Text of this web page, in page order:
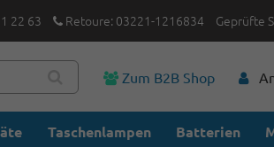
22 63 Retoure: 03221-1216834 Geprüfte
Zum B2B Shop
Taschenlampen Batterien